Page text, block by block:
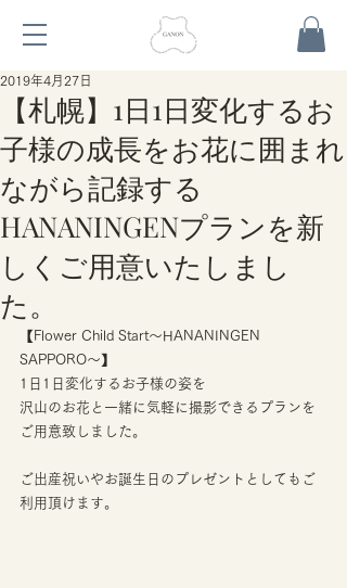
【札幌】1日1日変化するお
子様の成長をお花に囲まれ
ながら記録する
HANANINGENプランを新
しくご用意いたしまし
た。
2019年4月27日
【Flower Child Start〜HANANINGEN
SAPPORO〜】
1日1日変化するお子様の姿を
沢山のお花と一緒に気軽に撮影できるプランを
ご用意致しました。
ご出産祝いやお誕生日のプレゼントとしてもご
利用頂けます。